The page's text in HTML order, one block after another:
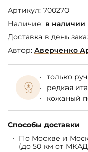
Артикул: 700270
Наличие: в наличии
Доставка в день
Автор: Аверченко
только
редкая
кожаный
Способы доставки
По Москве и
(до 50 км от